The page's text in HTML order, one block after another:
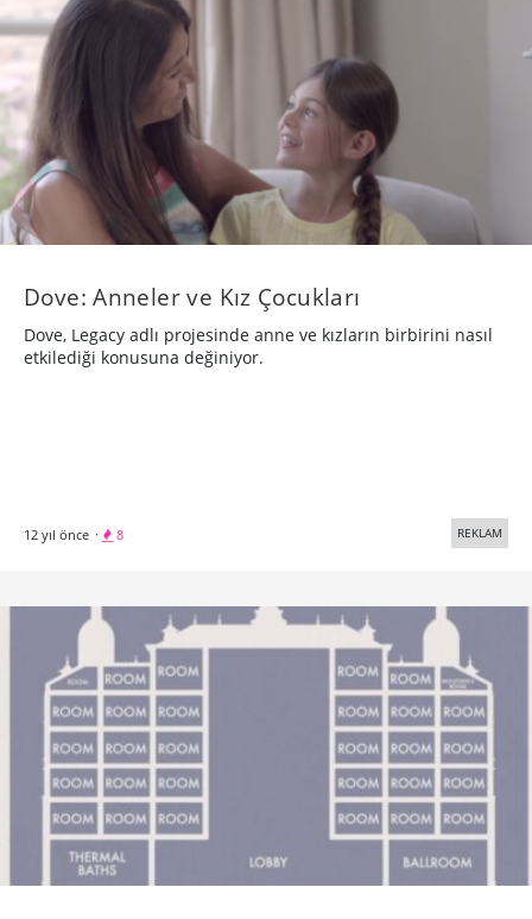
Dove: Anneler ve Kız Çocukları
Dove, Legacy adlı projesinde anne ve kızların birbirini nasıl
etkilediği konusuna değiniyor.
12 yıl önce · 8 REKLAM